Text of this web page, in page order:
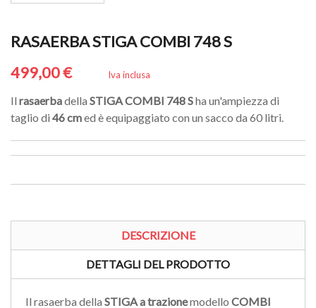
RASAERBA STIGA COMBI 748 S
499,00 €
Iva inclusa
Il rasaerbadella STIGACOMBI 748Sha un'ampiezza di
taglio di 46 cmed è equipaggiato con un sacco da 60 litri.
DESCRIZIONE
DETTAGLI DEL PRODOTTO
Il rasaerba della STIGA a trazionemodello COMBI